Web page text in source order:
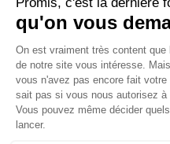
Ce livre est à la fois un
d’hospitalité et un
juste et plus humaine.
Dimensions : 21 cm x 15 cm
Le saviez-vous ? En
contribuez à agir pour
inégalités.